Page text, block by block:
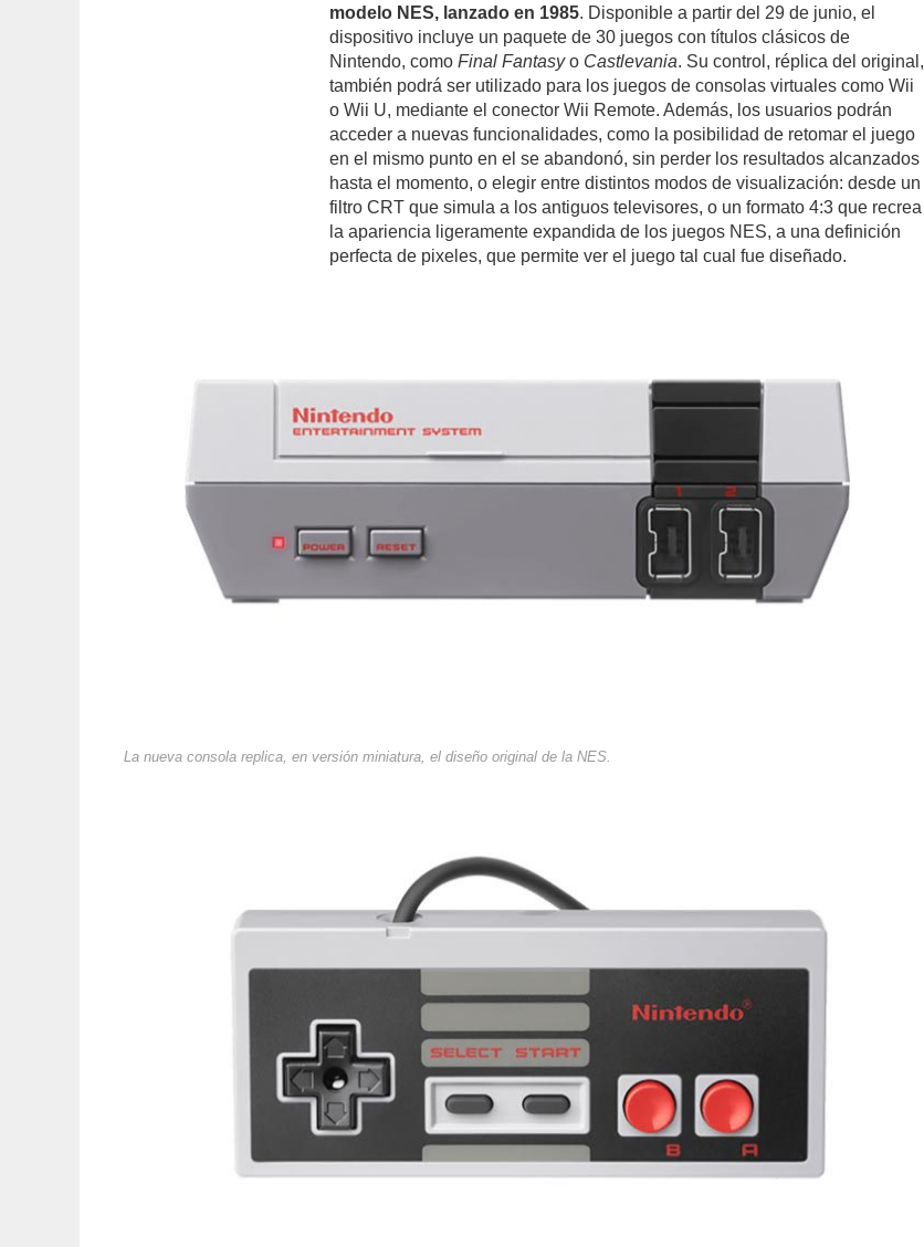
modelo NES, lanzado en 1985. Disponible a partir del 29 de junio, el
dispositivo incluye un paquete de 30 juegos con títulos clásicos de
Nintendo, comoFinal Fantasyo Castlevania. Su control, réplica del original,
también podrá ser utilizado para los juegos de consolas virtuales como Wii
o Wii U, mediante el conector Wii Remote. Además, los usuarios podrán
acceder a nuevas funcionalidades, como la posibilidad de retomar el juego
en el mismo punto en el se abandonó, sin perder los resultados alcanzados
hasta el momento, o elegir entre distintos modos de visualización: desde un
filtro CRT que simula a los antiguos televisores, o un formato 4:3 que recrea
la apariencia ligeramente expandida de los juegos NES, a una definición
perfecta de pixeles, que permite ver el juego tal cual fue diseñado.
La nueva consola replica, en versión miniatura, el diseño original de la NES.